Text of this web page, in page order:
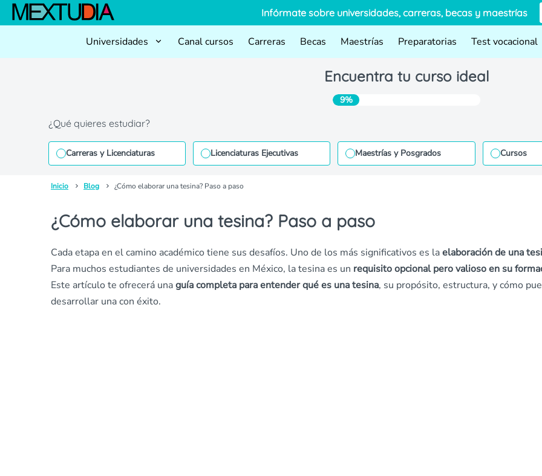
Infórmate sobre universidades, carreras, becas y maestrías
Universidades Canal cursos Carreras Becas Maestrías Preparatorias Test vocacional
Encuentra tu curso ideal
9%
¿Qué quieres estudiar?
Carreras y Licenciaturas Licenciaturas Ejecutivas Maestrías y Posgrados Cursos
Inicio Blog ¿Cómo elaborar una tesina? Paso a paso
¿Cómo elaborar una tesina? Paso a paso
Cada etapa en el camino académico tiene sus desafíos. Uno de los más significativos es laelaboración de una
Para muchos estudiantes de universidades en México, la tesina es un requisito opcional pero valioso en su
Este artículo te ofrecerá unaguía completa para entender qué es una tesina, su propósito, estructura, y cómo
desarrollar una con éxito.